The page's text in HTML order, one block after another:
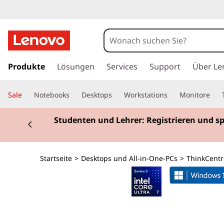
h
n
k
e
u
a
u
i
Produkte Lösungen Services Support Über
Sale Notebooks Desktops Workstations Monitore
Studenten und Lehrer: Registrieren und
Currently displaying item 2 of 3
Startseite > Desktops und All-in-One-PCs >